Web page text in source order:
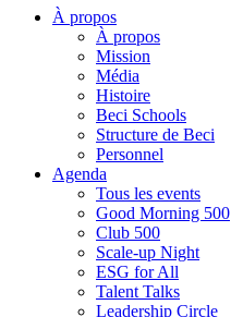
À propos
À propos
Mission
Média
Histoire
Beci Schools
Structure de Beci
Personnel
Agenda
Tous les events
Good Morning 500
Club 500
Scale-up Night
ESG for All
Talent Talks
Leadership Circle